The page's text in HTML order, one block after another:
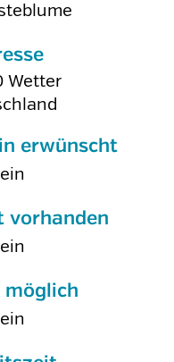
Wetter
erwünscht
vorhanden
möglich